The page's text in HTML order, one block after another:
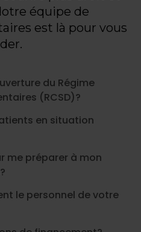
équipe de
est là pour vous
du Régime
(RCSD)?
en situation
me préparer à mon
le personnel de votre